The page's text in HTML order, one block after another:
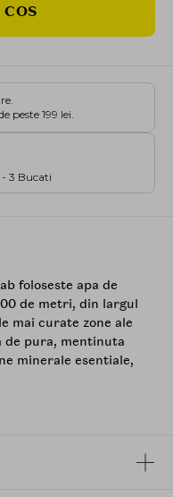
199 lei.
3 Bucati
foloseste apa de
de metri, din largul
mai curate zone ale
de pura, mentinuta
minerale esentiale,
sustine